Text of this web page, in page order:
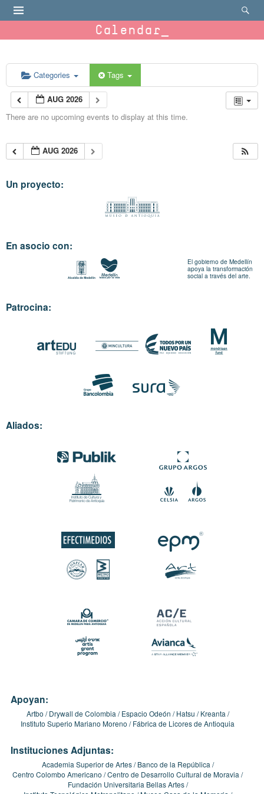
Calendar
Categories Tags
AUG 2026
There are no upcoming events to display at this time.
AUG 2026
Un proyecto:
En asocio con:
El gobierno de Medellín
apoya la transformación
social a través del arte.
Patrocina:
Aliados:
Apoyan:
Artbo Drywall de Colombia Espacio Odeón Hatsu
Kreanta
Instituto Superio Mariano Moreno
Fábrica de Licores de Antioquia
Instituciones Adjuntas:
Academia Superior de Artes
Banco de la República
Centro Colombo Americano Centro de Desarrollo Cultural de Moravia
Fundación Universitaria Bellas Artes